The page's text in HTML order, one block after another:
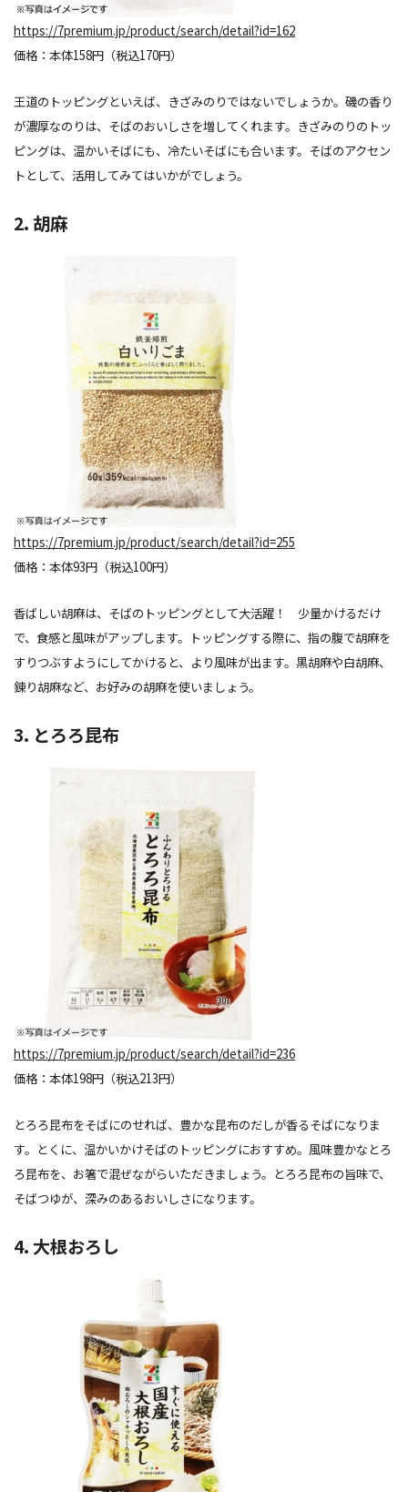
https://7premium.jp/product/search/detail?id=162
価格：本体158円（税込170円）
王道のトッピングといえば、きざみのりではないでしょうか。磯の香り
が濃厚なのりは、そばのおいしさを増してくれます。きざみのりのトッ
ピングは、温かいそばにも、冷たいそばにも合います。そばのアクセン
トとして、活用してみてはいかがでしょう。
2. 胡麻
https://7premium.jp/product/search/detail?id=255
価格：本体93円（税込100円）
香ばしい胡麻は、そばのトッピングとして大活躍！ 少量かけるだけ
で、食感と風味がアップします。トッピングする際に、指の腹で胡麻を
すりつぶすようにしてかけると、より風味が出ます。黒胡麻や白胡麻、
錬り胡麻など、お好みの胡麻を使いましょう。
3. とろろ昆布
https://7premium.jp/product/search/detail?id=236
価格：本体198円（税込213円）
とろろ昆布をそばにのせれば、豊かな昆布のだしが香るそばになりま
す。とくに、温かいかけそばのトッピングにおすすめ。風味豊かなとろ
ろ昆布を、お箸で混ぜながらいただきましょう。とろろ昆布の旨味で、
そばつゆが、深みのあるおいしさになります。
4. 大根おろし